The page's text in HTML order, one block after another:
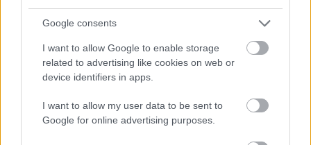
Google consents
I want to allow Google to enable storage
related to advertising like cookies on web or
device identifiers in apps.
I want to allow my user data to be sent to
Google for online advertising purposes.
Το καλά κρυμμένο μυστικό της Κρήτης: Το φαράγγι
των Αγίων και η μαγευτική παραλία στο Λιβυκό
6 γραφικά χωριά των Κυκλάδων που αξίζει να
ανακαλύψετε